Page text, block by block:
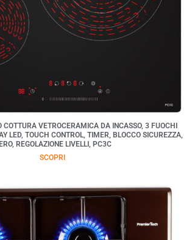
VETROCERAMICA DA INCASSO, 3 FUOCHI
LED, TOUCH CONTROL, TIMER, BLOCCO SICUREZZA,
REGOLAZIONE LIVELLI, PC3C
SCOPRI